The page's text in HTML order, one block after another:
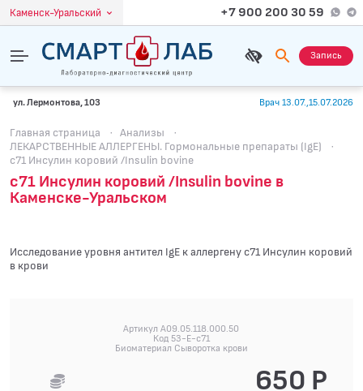
Каменск-Уральский +7 900 200 30 59
Запись
ул. Лермонтова, 103 Врач 13.07.,15.07.2026
Главная страница · Анализы
·
ЛЕКАРСТВЕННЫЕ АЛЛЕРГЕНЫ. Гормональные препараты (IgE)
·
c71 Инсулин коровий /Insulin bovine
c71 Инсулин коровий /Insulin bovine в
Каменске-Уральском
Исследование уровня антител IgE к аллергену c71 Инсулин коровий
в крови
Артикул A09.05.118.000.50
Код 53-E-c71
Биоматериал Сыворотка крови
650 Р